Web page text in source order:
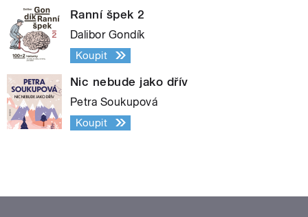
Ranní špek 2
Dalibor Gondík
Koupit
Nic nebude jako dřív
Petra Soukupová
Koupit